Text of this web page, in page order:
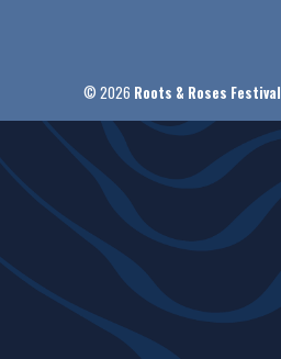
© 2026 Roots & Roses Festival